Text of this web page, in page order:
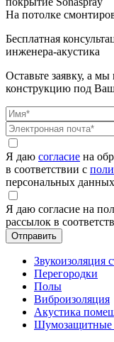
На потолке
Бесплатная
инженера-акустика
Оставьте заявку, а
конструкцию под
Я даю согласие на
в соответствии с
персональных
Я даю согласие на
рассылок в
Звукоизоляция
Перегородки
Полы
Виброизоляция
Акустика
Шумозащитные